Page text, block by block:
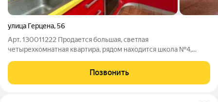
улица Герцена,56
Арт. 130011222 Продается большая, светлая
четырехкомнатная квартира, рядом находится школа №4,
магазины, аптеки, строительный рынок. Транспортная
доступность. Подойдет для сдачи, как вложение
Позвонить